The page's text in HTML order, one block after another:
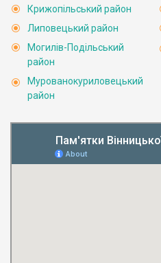
Крижопільський район
Липовецький район
Могилів-Подільський
район
Мурованокуриловецький
район